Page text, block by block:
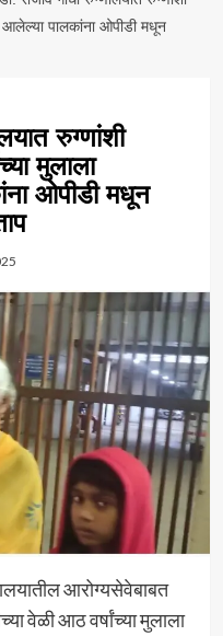
आलेल्या पालकांना ओपीडी मधून
रुग्णांशी
मुलाला
ओपीडी मधून
आरोग्यसेवेबाबत
वेळी आठ वर्षांच्या मुलाला